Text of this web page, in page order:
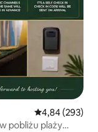
Średnia
4,84 (293)
pobliżu plaży